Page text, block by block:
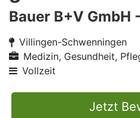
Bauer B+V GmbH
Villingen-Schwenningen
Medizin, Gesundheit,
Vollzeit
Jetzt